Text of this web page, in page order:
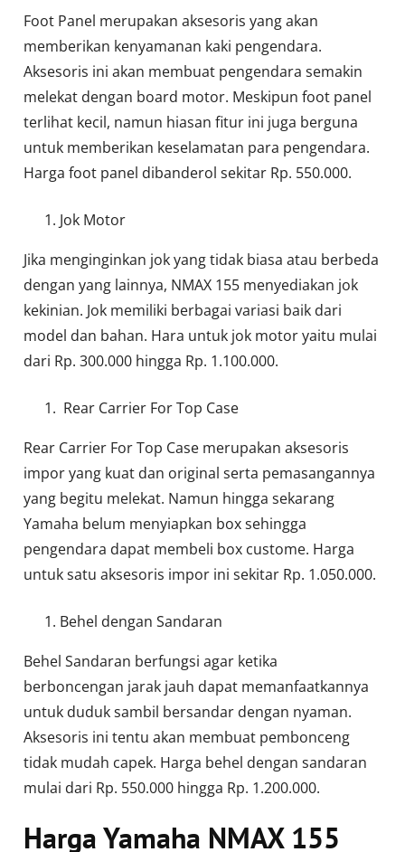
Foot Panel merupakan aksesoris yang akan
memberikan kenyamanan kaki pengendara.
Aksesoris ini akan membuat pengendara semakin
melekat dengan board motor. Meskipun foot panel
terlihat kecil, namun hiasan fitur ini juga berguna
untuk memberikan keselamatan para pengendara.
Harga foot panel dibanderol sekitar Rp. 550.000.
Jok Motor
Jika menginginkan jok yang tidak biasa atau berbeda
dengan yang lainnya, NMAX 155 menyediakan jok
kekinian. Jok memiliki berbagai variasi baik dari
model dan bahan. Hara untuk jok motor yaitu mulai
dari Rp. 300.000 hingga Rp. 1.100.000.
Rear Carrier For Top Case
Rear Carrier For Top Case merupakan aksesoris
impor yang kuat dan original serta pemasangannya
yang begitu melekat. Namun hingga sekarang
Yamaha belum menyiapkan box sehingga
pengendara dapat membeli box custome. Harga
untuk satu aksesoris impor ini sekitar Rp. 1.050.000.
Behel dengan Sandaran
Behel Sandaran berfungsi agar ketika
berboncengan jarak jauh dapat memanfaatkannya
untuk duduk sambil bersandar dengan nyaman.
Aksesoris ini tentu akan membuat pembonceng
tidak mudah capek. Harga behel dengan sandaran
mulai dari Rp. 550.000 hingga Rp. 1.200.000.
Harga Yamaha NMAX 155